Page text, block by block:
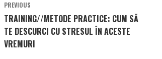
PREVIOUS
TRAINING//METODE PRACTICE: CUM SĂ
TE DESCURCI CU STRESUL ÎN ACESTE
VREMURI